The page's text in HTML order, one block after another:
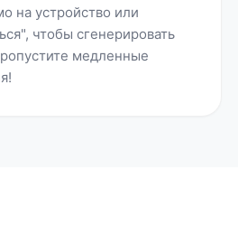
на устройство или
чтобы сгенерировать
медленные